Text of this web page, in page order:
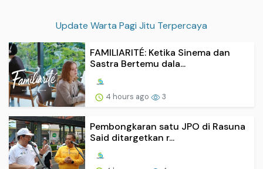
Update Warta Pagi Jitu Terpercaya
FAMILIARITÉ: Ketika Sinema dan
Sastra Bertemu dala...
4 hours ago 3
Pembongkaran satu JPO di Rasuna
Said ditargetkan r...